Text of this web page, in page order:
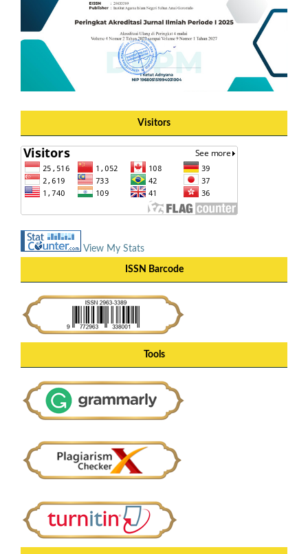
Visitors
View My Stats
ISSN Barcode
Tools